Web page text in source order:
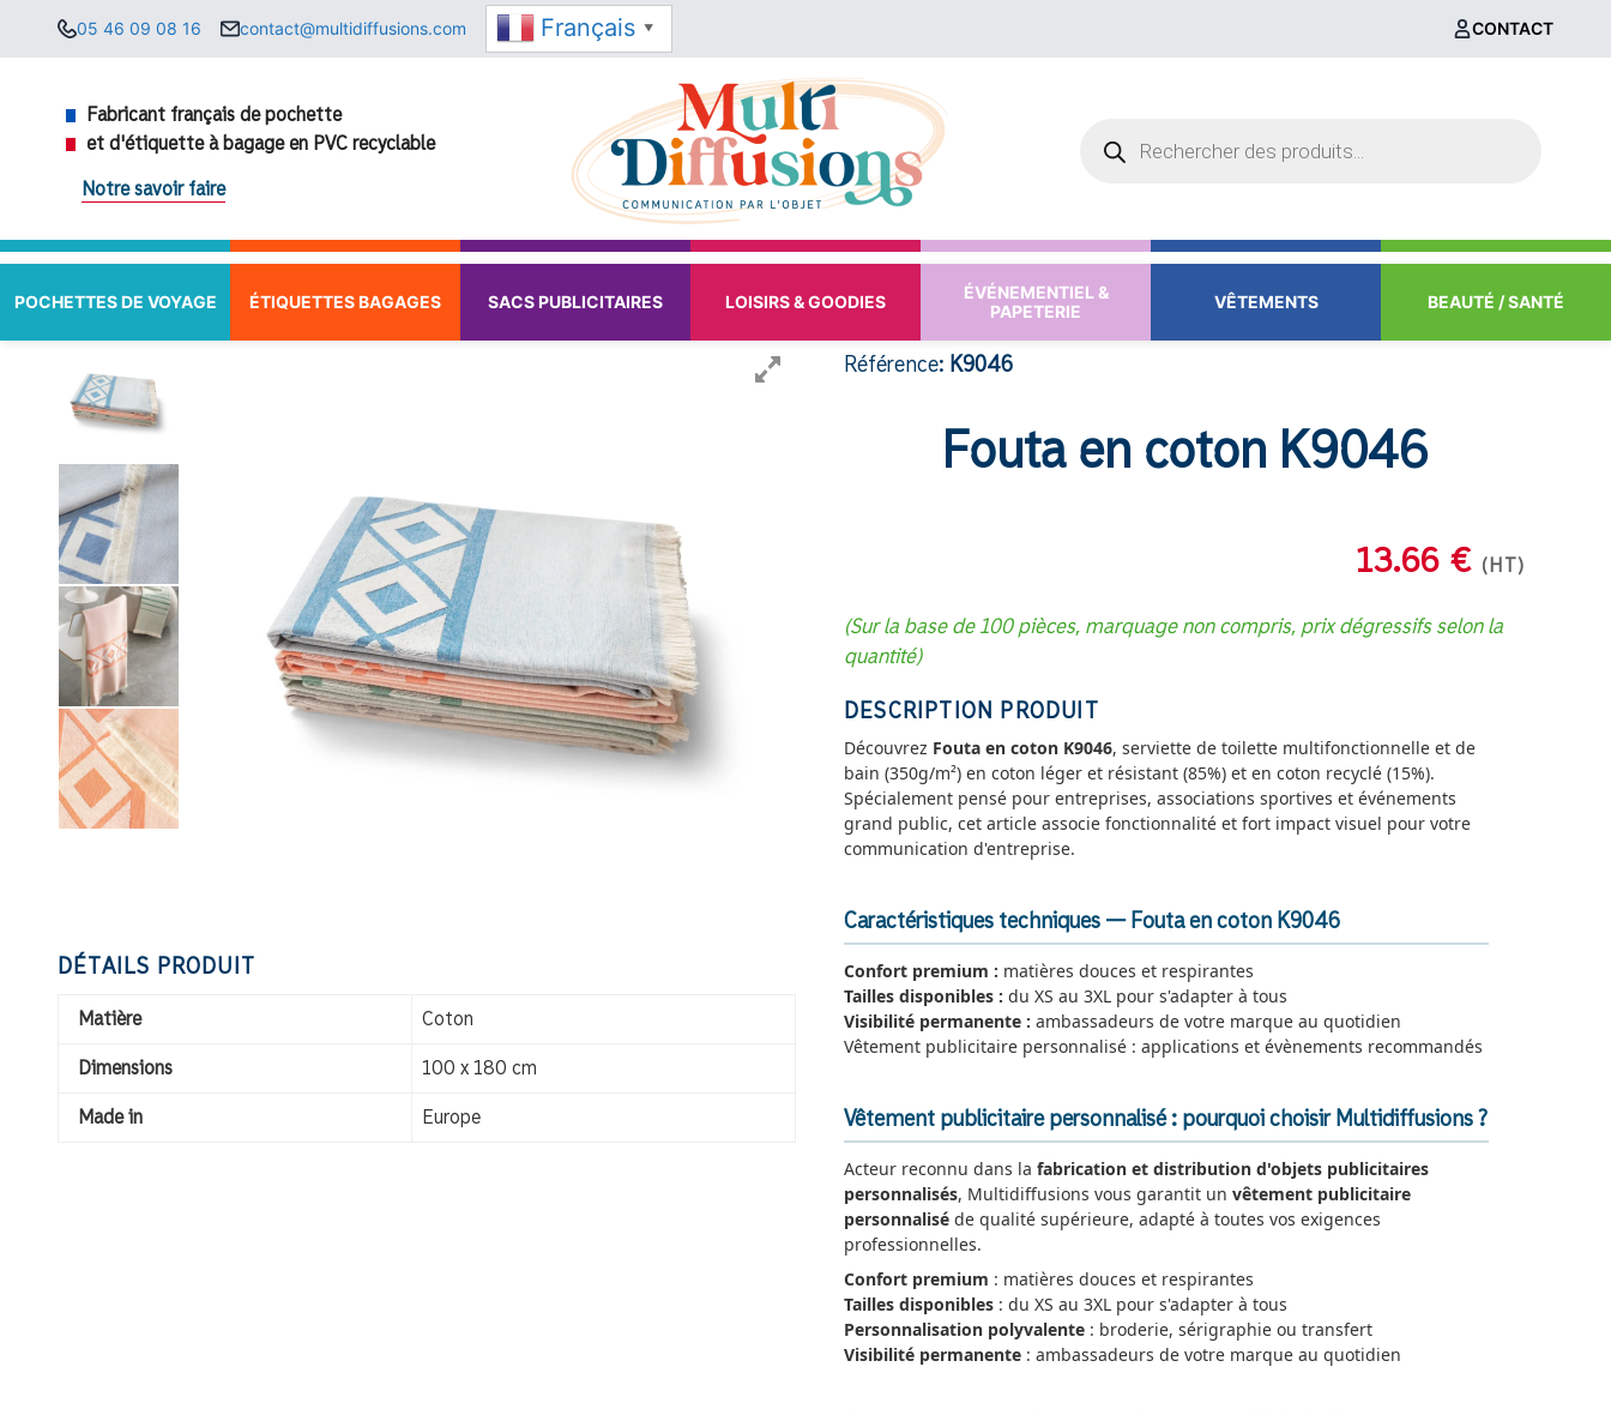
05 46 09 08 16 contact@multidiffusions.com Français ▼ CONTACT
Fabricant français de pochette
et d'étiquette à bagage en PVC recyclable
Notre savoir faire
produits
POCHETTES DE VOYAGE ÉTIQUETTES BAGAGES SACS PUBLICITAIRES LOISIRS & GOODIES
ÉVÉNEMENTIEL &
PAPETERIE
VÊTEMENTS BEAUTÉ / SANTÉ
DÉTAILS PRODUIT
Matière Coton
Dimensions 100 x 180 cm
Made in Europe
Référence: K9046
Fouta en coton K9046
13.66 € (HT)
(Sur la base de 100 pièces, marquage non compris, prix dégressifs selon la
quantité)
DESCRIPTION PRODUIT
Découvrez Fouta en coton K9046, serviette de toilette multifonctionnelle et de
bain (350g/m²) en coton léger et résistant (85%) et en coton recyclé (15%).
Spécialement pensé pour entreprises, associations sportives et événements
grand public, cet article associe fonctionnalité et fort impact visuel pour votre
communication d'entreprise.
Caractéristiques techniques — Fouta en coton K9046
Confort premium : matières douces et respirantes
Tailles disponibles : du XS au 3XL pour s'adapter à tous
Visibilité permanente : ambassadeurs de votre marque au quotidien
Vêtement publicitaire personnalisé : applications et évènements recommandés
Vêtement publicitaire personnalisé : pourquoi choisir Multidiffusions ?
Acteur reconnu dans la fabrication et distribution d'objets publicitaires
personnalisés, Multidiffusions vous garantit un vêtement publicitaire
personnalisé de qualité supérieure, adapté à toutes vos exigences
professionnelles.
Confort premium : matières douces et respirantes
Tailles disponibles : du XS au 3XL pour s'adapter à tous
Personnalisation polyvalente : broderie, sérigraphie ou transfert
Visibilité permanente : ambassadeurs de votre marque au quotidien